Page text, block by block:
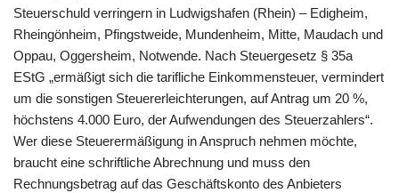
Steuerschuld verringern in Ludwigshafen (Rhein) – Edigheim,
Rheingönheim, Pfingstweide, Mundenheim, Mitte, Maudach und
Oppau, Oggersheim, Notwende. Nach Steuergesetz § 35a
EStG „ermäßigt sich die tarifliche Einkommensteuer, vermindert
um die sonstigen Steuererleichterungen, auf Antrag um 20 %,
höchstens 4.000 Euro, der Aufwendungen des Steuerzahlers“.
Wer diese Steuerermäßigung in Anspruch nehmen möchte,
braucht eine schriftliche Abrechnung und muss den
Rechnungsbetrag auf das Geschäftskonto des Anbieters